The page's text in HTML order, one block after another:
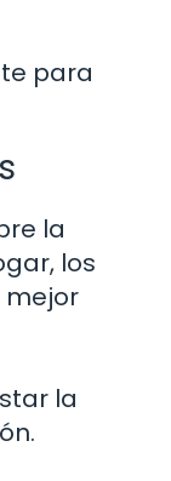
para
la
los
mejor
la